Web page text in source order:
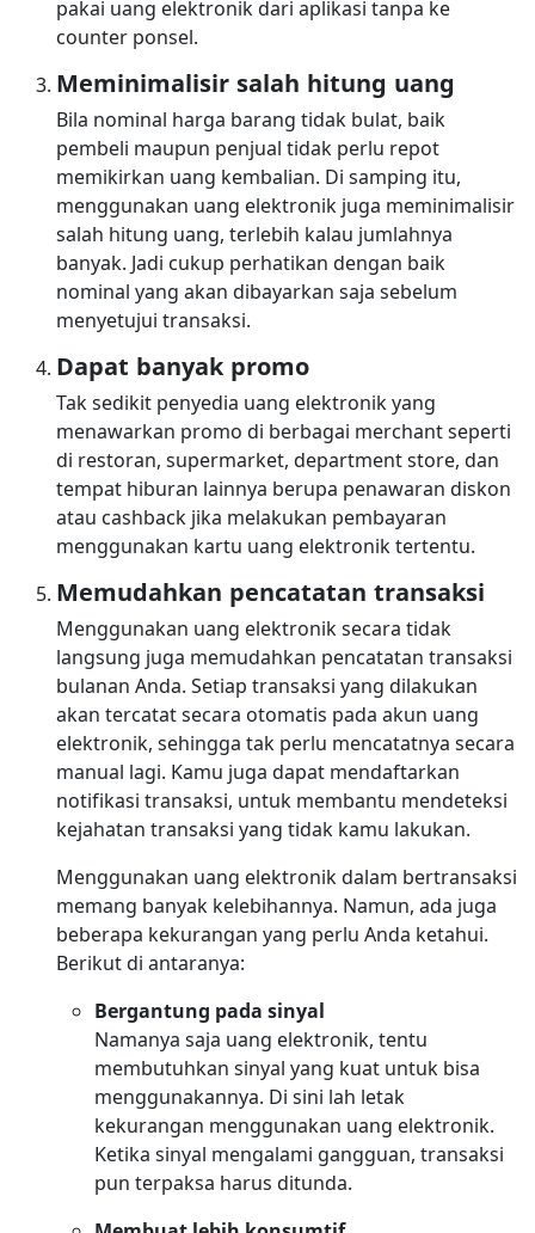
pakai uang elektronik dari aplikasi tanpa ke
counter ponsel.
Meminimalisir salah hitung uang
Bila nominal harga barang tidak bulat, baik
pembeli maupun penjual tidak perlu repot
memikirkan uang kembalian. Di samping itu,
menggunakan uang elektronik juga meminimalisir
salah hitung uang, terlebih kalau jumlahnya
banyak. Jadi cukup perhatikan dengan baik
nominal yang akan dibayarkan saja sebelum
menyetujui transaksi.
Dapat banyak promo
Tak sedikit penyedia uang elektronik yang
menawarkan promo di berbagai merchant seperti
di restoran, supermarket, department store, dan
tempat hiburan lainnya berupa penawaran diskon
atau cashback jika melakukan pembayaran
menggunakan kartu uang elektronik tertentu.
Memudahkan pencatatan transaksi
Menggunakan uang elektronik secara tidak
langsung juga memudahkan pencatatan transaksi
bulanan Anda. Setiap transaksi yang dilakukan
akan tercatat secara otomatis pada akun uang
elektronik, sehingga tak perlu mencatatnya secara
manual lagi. Kamu juga dapat mendaftarkan
notifikasi transaksi, untuk membantu mendeteksi
kejahatan transaksi yang tidak kamu lakukan.
Menggunakan uang elektronik dalam bertransaksi
memang banyak kelebihannya. Namun, ada juga
beberapa kekurangan yang perlu Anda ketahui.
Berikut di antaranya:
Bergantung pada sinyal
Namanya saja uang elektronik, tentu
membutuhkan sinyal yang kuat untuk bisa
menggunakannya. Di sini lah letak
kekurangan menggunakan uang elektronik.
Ketika sinyal mengalami gangguan, transaksi
pun terpaksa harus ditunda.